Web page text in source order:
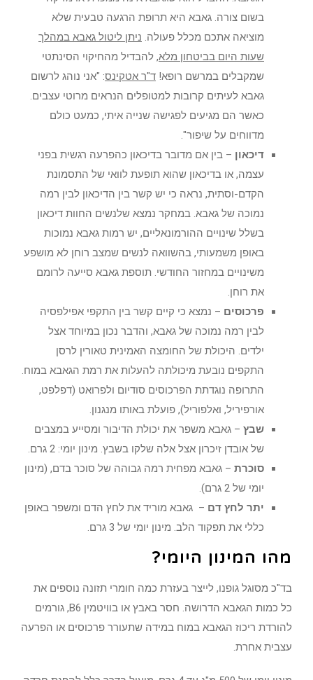
בשום צורה. גאבא היא תרופת הרגעה טבעית שלא
מוציאה אתכם מכלל פעולה. ניתן ליטול גאבא במהלך
שעות היום בביטחון מלא, להבדיל מהחיקוי הסינתטי
שמקבלים במרשם רופא! ד"ר אטקינס: "אני נוהג לרשום
גאבא לעיתים קרובות למטופלים הנראים מרוטי עצבים.
כאשר הם מגיעים לפגישה שנייה איתי, כמעט כולם
מדווחים על שיפור".
דיכאון – בין אם מדובר בדיכאון כהפרעה רגשית בפני
עצמה, או בדיכאון שהוא תופעת לוואי של התסמונת
הקדם-וסתית, נראה כי יש קשר בין הדיכאון לבין רמה
נמוכה של גאבא. במחקר נמצא שלנשים החוות דיכאון
בשלל שינויים ההורמונאליים, יש רמות גאבא נמוכות
באופן משמעותי, בהשוואה לנשים שמצב רוחן לא מושפע
משינויים במחזור החודשי. תוספת גאבא סייעה לרומם
את רוחן.
פרכוסים – נמצא כי קיים קשר בין התקפי אפילפסיה
לבין רמה נמוכה של גאבא, והדבר נכון במיוחד אצל
ילדים. היכולת של החומצה האמינית טאורין לרסן
התקפים נובעת מיכולתה להעלות את רמת הגאבא במוח.
התרופה נוגדתת הפרכוסים סודיום ולפרואט (דפלפט,
אורפיריל, ואלפוריל), פועלת באותו מנגנון.
שבץ – גאבא משפר את יכולת הדיבור ומסייע במצבים
של אובדן זיכרון אצל אלה שלקו בשבץ. מינון יומי: 2 גרם.
סוכרת – גאבא מפחית רמה גבוהה של סוכר בדם, (מינון
יומי של 2 גרם).
יתר לחץ דם – גאבא מוריד את לחץ הדם ומשפר באופן
כללי את תפקוד הלב. מינון יומי של 3 גרם.
מהו המינון היומי?
בד"כ מסוגל גופנו, לייצר בעזרת כמה חומרי תזונה נוספים את
כל כמות הגאבא הדרושה. חסר באבץ או בוויטמין B6, גורמים
להורדת ריכוז הגאבא במוח במידה שתעורר פרכוסים או הפרעה
עצבית אחרת.